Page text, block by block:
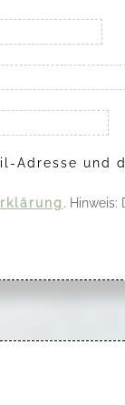
Adresse
.